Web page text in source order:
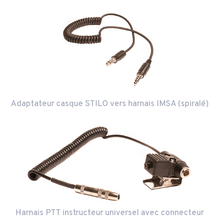
Adaptateur casque STILO vers harnais IMSA (spiralé)
Harnais PTT instructeur universel avec connecteur